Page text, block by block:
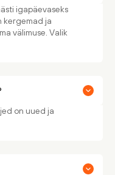
igapäevaseks
kergemad ja
välimuse. Valik
on uued ja